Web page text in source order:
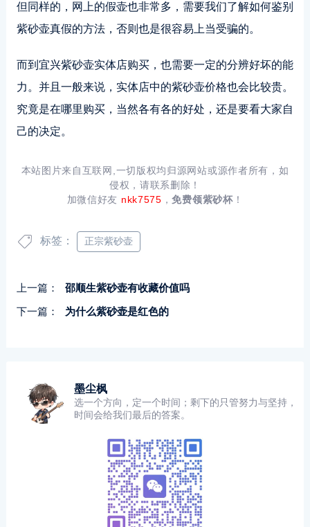
但同样的，网上的假壶也非常多，需要我们了解如何鉴别
紫砂壶真假的方法，否则也是很容易上当受骗的。
而到宜兴紫砂壶实体店购买，也需要一定的分辨好坏的能
力。并且一般来说，实体店中的紫砂壶价格也会比较贵。
究竟是在哪里购买，当然各有各的好处，还是要看大家自
己的决定。
本站图片来自互联网,一切版权均归源网站或源作者所有，如
侵权，请联系删除！
加微信好友 nkk7575 ，免费领紫砂杯！
标签： 正宗紫砂壶
上一篇：
邵顺生紫砂壶有收藏价值吗
下一篇：
为什么紫砂壶是红色的
墨尘枫
选一个方向，定一个时间；剩下的只管努力与坚持，
时间会给我们最后的答案。